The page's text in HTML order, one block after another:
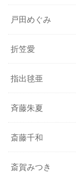
戸田めぐみ
折笠愛
指出毬亜
斉藤朱夏
斎藤千和
斎賀みつき